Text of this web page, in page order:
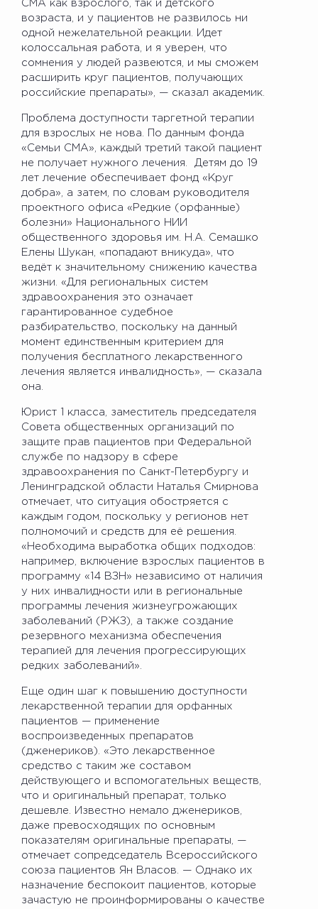
СМА как взрослого, так и детского
возраста, и у пациентов не развилось ни
одной нежелательной реакции. Идет
колоссальная работа, и я уверен, что
сомнения у людей развеются, и мы сможем
расширить круг пациентов, получающих
российские препараты», — сказал академик.
Проблема доступности таргетной терапии
для взрослых не нова. По данным фонда
«Семьи СМА», каждый третий такой пациент
не получает нужного лечения. Детям до 19
лет лечение обеспечивает фонд «Круг
добра», а затем, по словам руководителя
проектного офиса «Редкие (орфанные)
болезни» Национального НИИ
общественного здоровья им. Н.А. Семашко
Елены Шукан, «попадают вникуда», что
ведёт к значительному снижению качества
жизни. «Для региональных систем
здравоохранения это означает
гарантированное судебное
разбирательство, поскольку на данный
момент единственным критерием для
получения бесплатного лекарственного
лечения является инвалидность», — сказала
она.
Юрист 1 класса, заместитель председателя
Совета общественных организаций по
защите прав пациентов при Федеральной
службе по надзору в сфере
здравоохранения по Санкт-Петербургу и
Ленинградской области Наталья Смирнова
отмечает, что ситуация обостряется с
каждым годом, поскольку у регионов нет
полномочий и средств для её решения.
«Необходима выработка общих подходов:
например, включение взрослых пациентов в
программу «14 ВЗН» независимо от наличия
у них инвалидности или в региональные
программы лечения жизнеугрожающих
заболеваний (РЖЗ), а также создание
резервного механизма обеспечения
терапией для лечения прогрессирующих
редких заболеваний».
Еще один шаг к повышению доступности
лекарственной терапии для орфанных
пациентов — применение
воспроизведенных препаратов
(дженериков). «Это лекарственное
средство с таким же составом
действующего и вспомогательных веществ,
что и оригинальный препарат, только
дешевле. Известно немало дженериков,
даже превосходящих по основным
показателям оригинальные препараты, —
отмечает сопредседатель Всероссийского
союза пациентов Ян Власов. — Однако их
назначение беспокоит пациентов, которые
зачастую не проинформированы о качестве